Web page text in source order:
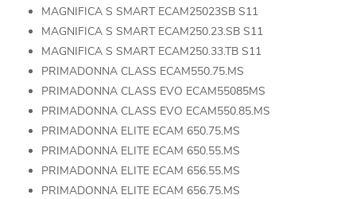
MAGNIFICA S SMART ECAM25023SB S11
MAGNIFICA S SMART ECAM250.23.SB S11
MAGNIFICA S SMART ECAM250.33.TB S11
PRIMADONNA CLASS ECAM550.75.MS
PRIMADONNA CLASS EVO ECAM55085MS
PRIMADONNA CLASS EVO ECAM550.85.MS
PRIMADONNA ELITE ECAM 650.75.MS
PRIMADONNA ELITE ECAM 650.55.MS
PRIMADONNA ELITE ECAM 656.55.MS
PRIMADONNA ELITE ECAM 656.75.MS